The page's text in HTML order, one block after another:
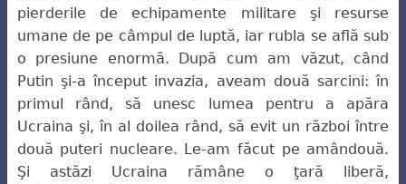
pierderile de echipamente militare şi resurse
umane de pe câmpul de luptă, iar rubla se află sub
o presiune enormă. După cum am văzut, când
Putin şi-a început invazia, aveam două sarcini: în
primul rând, să unesc lumea pentru a apăra
Ucraina şi, în al doilea rând, să evit un război între
două puteri nucleare. Le-am făcut pe amândouă.
Şi astăzi Ucraina rămâne o ţară liberă,